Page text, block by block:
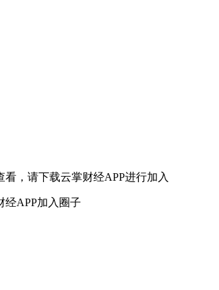
看，请下载云掌财经APP进行加入
经APP加入圈子